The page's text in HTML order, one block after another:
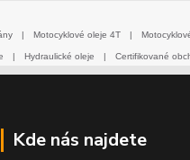
| Motocyklové oleje 4T |
| Hydraulické oleje | Certifikované
Kde nás najdete